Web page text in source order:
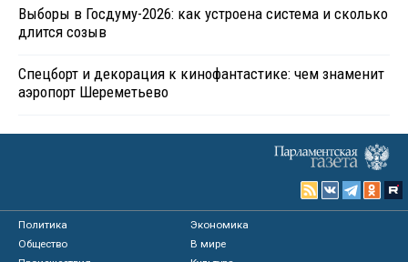
Выборы в Госдуму-2026: как устроена система и сколько
длится созыв
Спецборт и декорация к кинофантастике: чем знаменит
аэропорт Шереметьево
Политика
Экономика
Общество
В мире